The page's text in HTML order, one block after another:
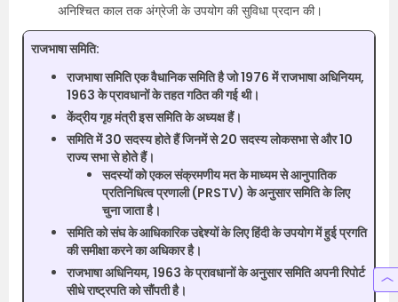
अनिश्चित काल तक अंग्रेजी के उपयोग की सुविधा प्रदान की।
राजभाषा समिति:
राजभाषा समिति एक वैधानिक समिति है जो 1976 में राजभाषा अधिनियम,
1963 के प्रावधानों के तहत गठित की गई थी।
केंद्रीय गृह मंत्री इस समिति के अध्यक्ष हैं।
समिति में 30 सदस्य होते हैं जिनमें से 20 सदस्य लोकसभा से और 10
राज्य सभा से होते हैं।
सदस्यों को एकल संक्रमणीय मत के माध्यम से आनुपातिक
प्रतिनिधित्व प्रणाली (PRSTV) के अनुसार समिति के लिए
चुना जाता है।
समिति को संघ के आधिकारिक उद्देश्यों के लिए हिंदी के उपयोग में हुई प्रगति
की समीक्षा करने का अधिकार है।
राजभाषा अधिनियम, 1963 के प्रावधानों के अनुसार समिति अपनी रिपोर्ट
सीधे राष्ट्रपति को सौंपती है।